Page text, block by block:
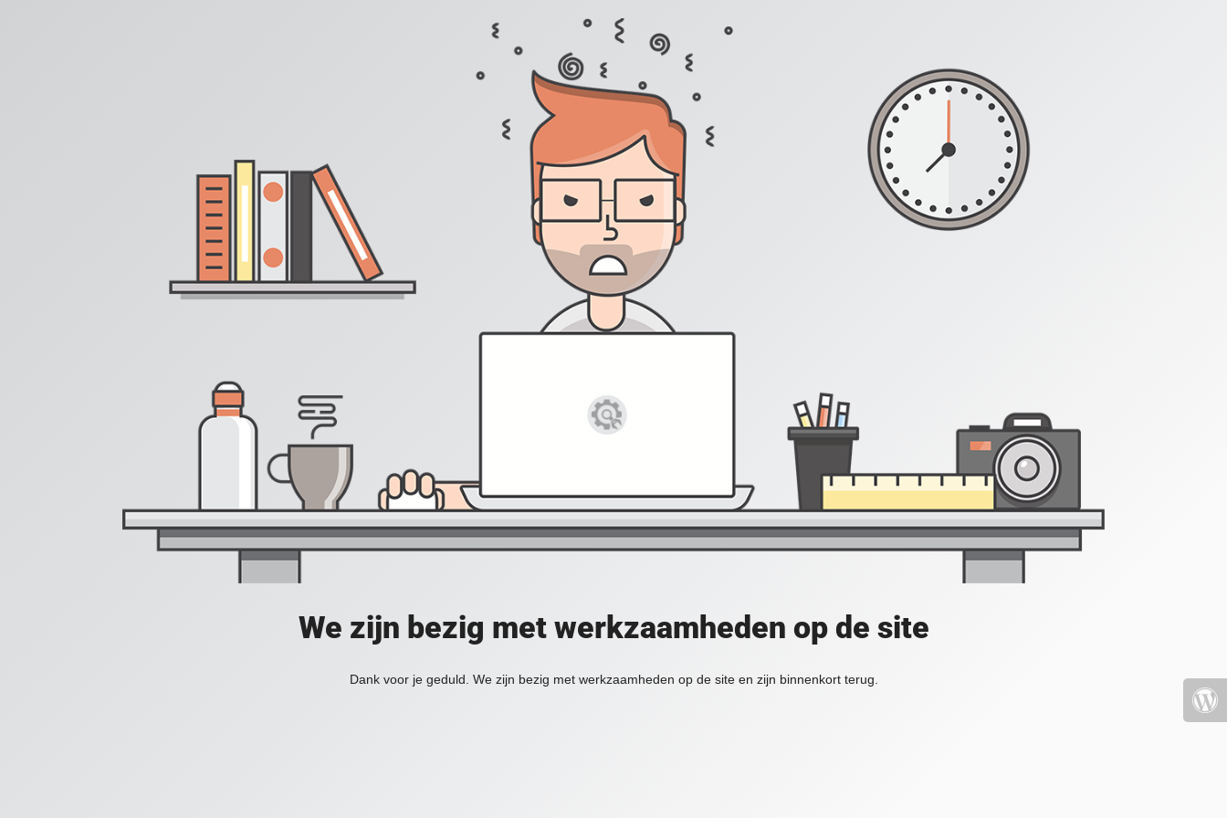
We zijn bezig met werkzaamheden op de site
Dank voor je geduld. We zijn bezig met werkzaamheden op de site en zijn binnenkort terug.